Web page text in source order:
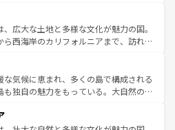
ほしい。
る町や、スイスならではのユニークな
プス観光だけでなく町歩きも満喫する
民の所得が高いため物価も高いが、旅行
光を楽しむこともできる。 なお、新
コンテンツ一覧 を参照してほしい。
広大な土地と多様な文化が魅力の国。
ら西海岸のカリフォルニアまで、訪れる
、観光、ショッピング、エンターテイ
た刺激的なスポットだ。一方、アメリカ
広がり、グランドキャニオンやイエロー
ズでは、音楽と美食が融合した独特の
はアメリカの各地域で異なる魅力を楽
な気候に恵まれ、多くの島で構成される
も独自の魅力をもっている。大自然の神
。また、定番の観光地といえばオアフ